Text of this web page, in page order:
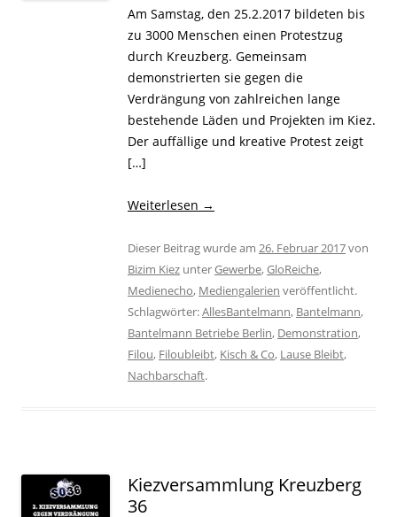
Am Samstag, den 25.2.2017 bildeten bis
zu 3000 Menschen einen Protestzug
durch Kreuzberg. Gemeinsam
demonstrierten sie gegen die
Verdrängung von zahlreichen lange
bestehende Läden und Projekten im Kiez.
Der auffällige und kreative Protest zeigt
[…]
Weiterlesen →
Dieser Beitrag wurde am 26. Februar 2017von
Bizim Kiez unterGewerbe,GloReiche,
Medienecho, Mediengalerien veröffentlicht.
Schlagwörter:AllesBantelmann, Bantelmann,
Bantelmann Betriebe Berlin, Demonstration,
Filou, Filoubleibt, Kisch & Co, Lause Bleibt,
Nachbarschaft.
Kiezversammlung Kreuzberg
36